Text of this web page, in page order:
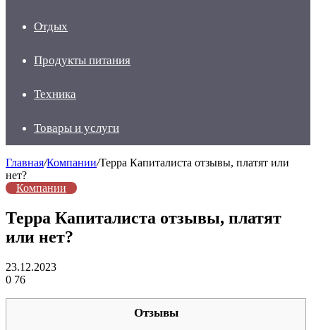
Отдых
Продукты питания
Техника
Товары и услуги
Главная/Компании/Терра Капиталиста отзывы, платят или
нет?
Компании
Терра Капиталиста отзывы, платят
или нет?
23.12.2023
0 76
Отзывы